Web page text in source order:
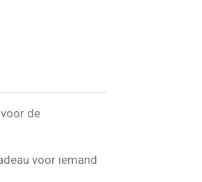
de
voor iemand